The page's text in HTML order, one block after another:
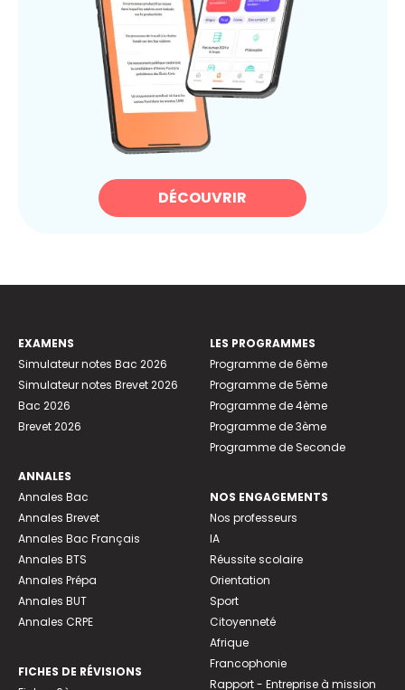
DÉCOUVRIR
EXAMENS
Simulateur notes Bac 2026
Simulateur notes Brevet 2026
Bac 2026
Brevet 2026
ANNALES
Annales Bac
Annales Brevet
Annales Bac Français
Annales BTS
Annales Prépa
Annales BUT
Annales CRPE
FICHES DE RÉVISIONS
LES PROGRAMMES
Programme de 6ème
Programme de 5ème
Programme de 4ème
Programme de 3ème
Programme de Seconde
NOS ENGAGEMENTS
Nos professeurs
IA
Réussite scolaire
Orientation
Sport
Citoyenneté
Afrique
Francophonie
Rapport - Entreprise à mission